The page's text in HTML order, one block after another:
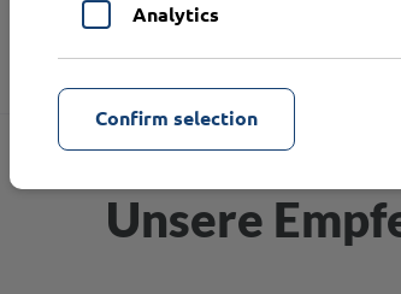
Unsere
Analytics
Confirm selection